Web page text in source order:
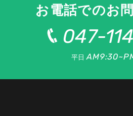
MEOで見つけてもらった後、
するのがサロンのホームペー
が伝わらなければ予約にはつ
お電話でのお
047-
平日